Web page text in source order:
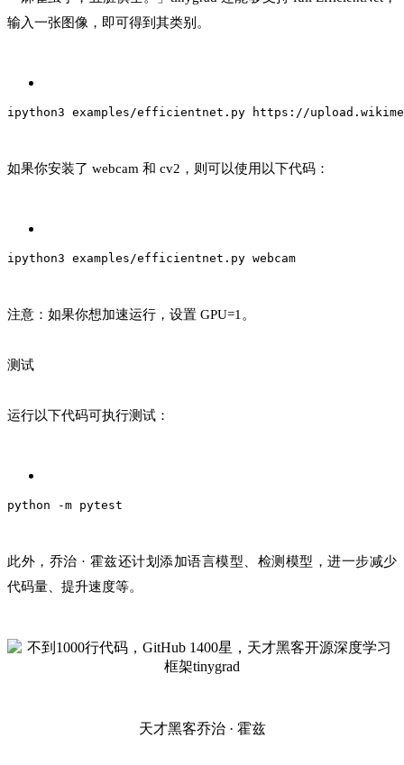
输入一张图像，即可得到其类别。
ipython3 examples/efficientnet.py https://
如果你安装了 webcam 和 cv2，则可以使用以下代码：
ipython3 examples/efficientnet.py webcam
注意：如果你想加速运行，设置 GPU=1。
测试
运行以下代码可执行测试：
python -m pytest
此外，乔治 · 霍兹还计划添加语言模型、检测模型，进一步减少
代码量、提升速度等。
天才黑客乔治 · 霍兹